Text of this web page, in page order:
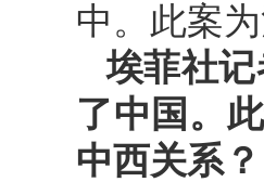
中。此案
埃菲社
了中国。
中西关系？